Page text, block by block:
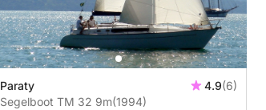
Paraty 4.9(6)
Segelboot TM 32 9m(1994)